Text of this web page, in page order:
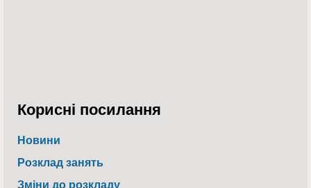
Корисні посилання
Новини
Розклад занять
Зміни до розкладу